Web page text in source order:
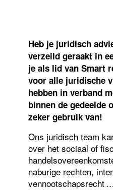
Heb je juridisch
verzeild geraakt in
je als lid van Smart
voor alle juridische
hebben in verband
binnen de gedeelde
zeker gebruik van!
Ons juridisch team
over het sociaal of
naburige rechten,
vennootschapsrecht …